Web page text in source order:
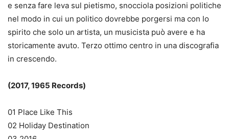
e senza fare leva sul pietismo, snocciola posizioni politiche
nel modo in cui un politico dovrebbe porgersi ma con lo
spirito che solo un artista, un musicista può avere e ha
storicamente avuto. Terzo ottimo centro in una discografia
in crescendo.
(2017, 1965 Records)
01 Place Like This
02 Holiday Destination